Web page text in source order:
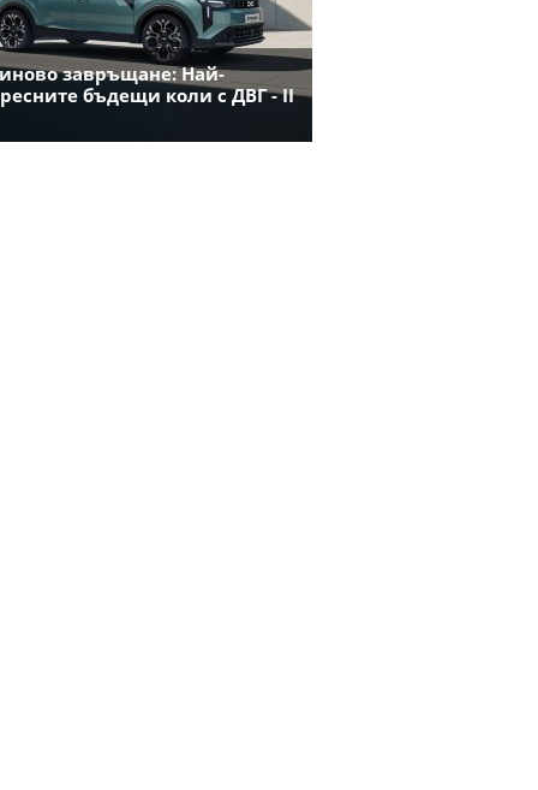
завръщане: Най-
бъдещи коли с ДВГ - II